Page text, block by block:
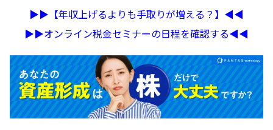
▶︎▶︎【年収上げるよりも手取りが増える？】◀︎◀︎
▶︎▶︎オンライン税金セミナーの日程を確認する◀︎◀︎